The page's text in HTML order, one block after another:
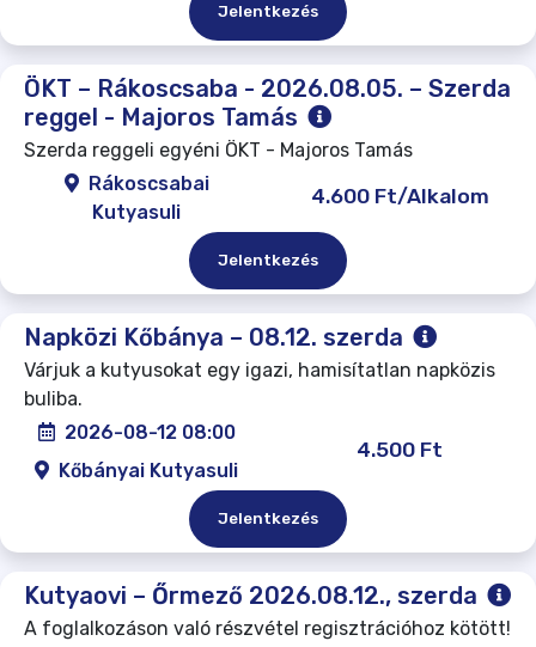
Jelentkezés
ÖKT – Rákoscsaba - 2026.08.05. – Szerda
reggel - Majoros Tamás
Szerda reggeli egyéni ÖKT - Majoros Tamás
Rákoscsabai
Kutyasuli
4.600 Ft/Alkalom
Jelentkezés
Napközi Kőbánya – 08.12. szerda
Várjuk a kutyusokat egy igazi, hamisítatlan napközis
buliba.
2026-08-12 08:00
Kőbányai Kutyasuli
4.500 Ft
Jelentkezés
Kutyaovi – Őrmező 2026.08.12., szerda
A foglalkozáson való részvétel regisztrációhoz kötött!